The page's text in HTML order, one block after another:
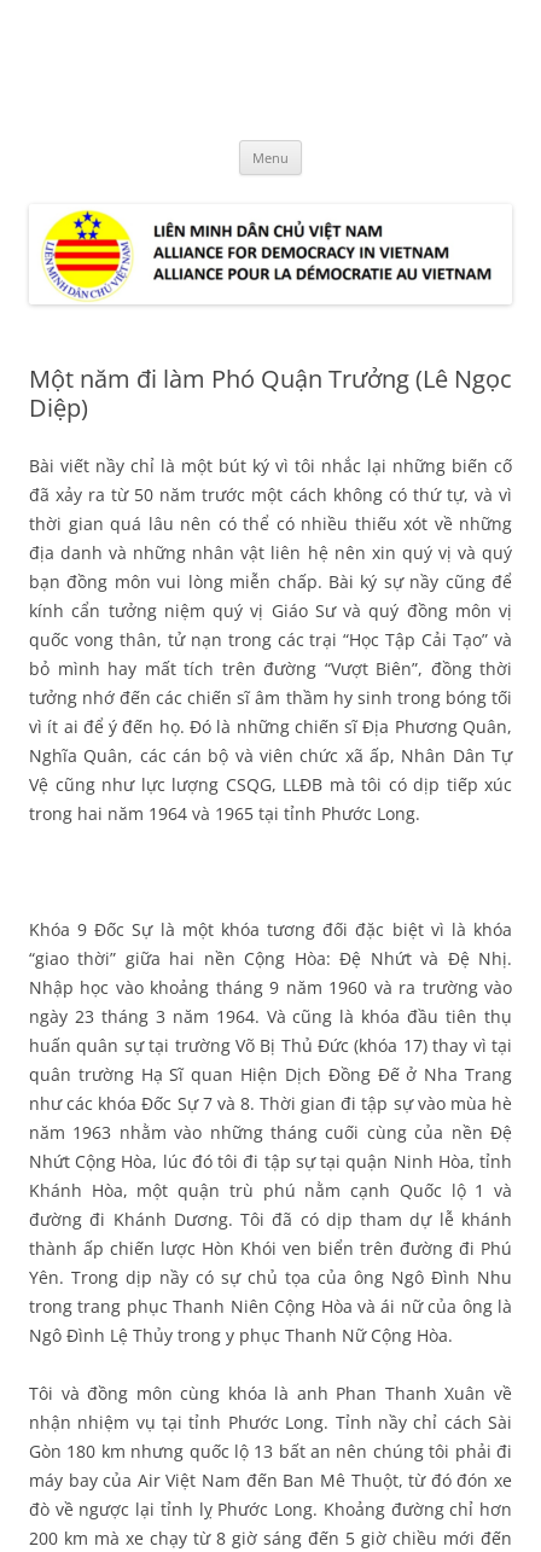
Menu
Một năm đi làm Phó Quận Trưởng (Lê Ngọc
Diệp)
Bài viết nầy chỉ là một bút ký vì tôi nhắc lại những biến cố
đã xảy ra từ 50 năm trước một cách không có thứ tự, và vì
thời gian quá lâu nên có thể có nhiều thiếu xót về những
địa danh và những nhân vật liên hệ nên xin quý vị và quý
bạn đồng môn vui lòng miễn chấp. Bài ký sự nầy cũng để
kính cẩn tưởng niệm quý vị Giáo Sư và quý đồng môn vị
quốc vong thân, tử nạn trong các trại “Học Tập Cải Tạo” và
bỏ mình hay mất tích trên đường “Vượt Biên”, đồng thời
tưởng nhớ đến các chiến sĩ âm thầm hy sinh trong bóng tối
vì ít ai để ý đến họ. Đó là những chiến sĩ Địa Phương Quân,
Nghĩa Quân, các cán bộ và viên chức xã ấp, Nhân Dân Tự
Vệ cũng như lực lượng CSQG, LLĐB mà tôi có dịp tiếp xúc
trong hai năm 1964 và 1965 tại tỉnh Phước Long.
Khóa 9 Đốc Sự là một khóa tương đối đặc biệt vì là khóa
“giao thời” giữa hai nền Cộng Hòa: Đệ Nhứt và Đệ Nhị.
Nhập học vào khoảng tháng 9 năm 1960 và ra trường vào
ngày 23 tháng 3 năm 1964. Và cũng là khóa đầu tiên thụ
huấn quân sự tại trường Võ Bị Thủ Đức (khóa 17) thay vì tại
quân trường Hạ Sĩ quan Hiện Dịch Đồng Đế ở Nha Trang
như các khóa Đốc Sự 7 và 8. Thời gian đi tập sự vào mùa hè
năm 1963 nhằm vào những tháng cuối cùng của nền Đệ
Nhứt Cộng Hòa, lúc đó tôi đi tập sự tại quận Ninh Hòa, tỉnh
Khánh Hòa, một quận trù phú nằm cạnh Quốc lộ 1 và
đường đi Khánh Dương. Tôi đã có dịp tham dự lễ khánh
thành ấp chiến lược Hòn Khói ven biển trên đường đi Phú
Yên. Trong dịp nầy có sự chủ tọa của ông Ngô Đình Nhu
trong trang phục Thanh Niên Cộng Hòa và ái nữ của ông là
Ngô Đình Lệ Thủy trong y phục Thanh Nữ Cộng Hòa.
Tôi và đồng môn cùng khóa là anh Phan Thanh Xuân về
nhận nhiệm vụ tại tỉnh Phước Long. Tỉnh nầy chỉ cách Sài
Gòn 180 km nhưng quốc lộ 13 bất an nên chúng tôi phải đi
máy bay của Air Việt Nam đến Ban Mê Thuột, từ đó đón xe
đò về ngược lại tỉnh lỵ Phước Long. Khoảng đường chỉ hơn
200 km mà xe chạy từ 8 giờ sáng đến 5 giờ chiều mới đến